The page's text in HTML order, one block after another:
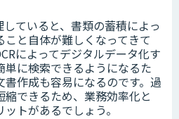
ていると、書類の蓄積によっ
と自体が難しくなってきて
によってデジタルデータ化す
に検索できるようになるた
作成も容易になるのです。過
できるため、業務効率化と
トがあるでしょう。